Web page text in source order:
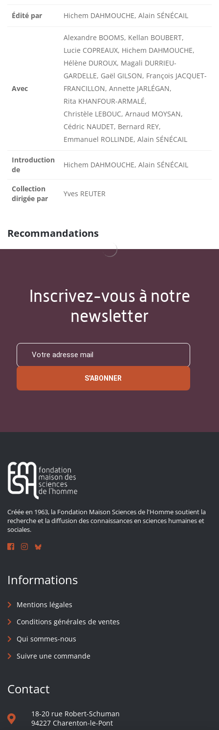
Édité par Hichem DAHMOUCHE, Alain SÉNÉCAIL
Avec
Alexandre BOOMS, Kellan BOUBERT,
Lucie COPREAUX, Hichem DAHMOUCHE,
Hélène DUROUX, Magali DURRIEU-
GARDELLE, Gaël GILSON, François JACQUET-
FRANCILLON, Annette JARLÉGAN,
Rita KHANFOUR-ARMALÉ,
Christèle LEBOUC, Arnaud MOYSAN,
Cédric NAUDET, Bernard REY,
Emmanuel ROLLINDE, Alain SÉNÉCAIL
Introduction
de
Hichem DAHMOUCHE, Alain SÉNÉCAIL
Collection
dirigée par
Yves REUTER
Recommandations
Inscrivez-vous à notre
newsletter
S'ABONNER
Créée en 1963, la Fondation Maison Sciences de l'Homme soutient la
recherche et la diffusion des connaissances en sciences humaines et
sociales.
Informations
Mentions légales
Conditions générales de ventes
Qui sommes-nous
Suivre une commande
Contact
18-20 rue Robert-Schuman
94227 Charenton-le-Pont